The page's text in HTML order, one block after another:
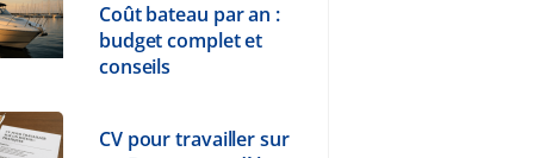
Coût bateau par an :
budget complet et
conseils
CV pour travailler sur